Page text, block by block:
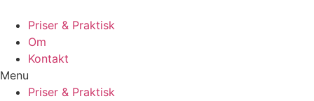
Priser & Praktisk
Om
Kontakt
Menu
Priser & Praktisk